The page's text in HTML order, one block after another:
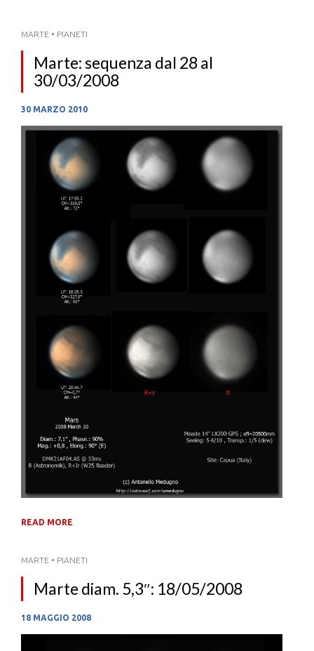
MARTE • PIANETI
Marte: sequenza dal 28 al
30/03/2008
30 MARZO 2010
READ MORE
MARTE • PIANETI
Marte diam. 5,3″: 18/05/2008
18 MAGGIO 2008